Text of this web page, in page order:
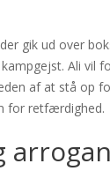
gik ud over
Ali vil
af at stå op
for retfærdighed.